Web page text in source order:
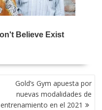
Gold’s Gym apuesta por
nuevas modalidades de
entrenamiento en el 2021